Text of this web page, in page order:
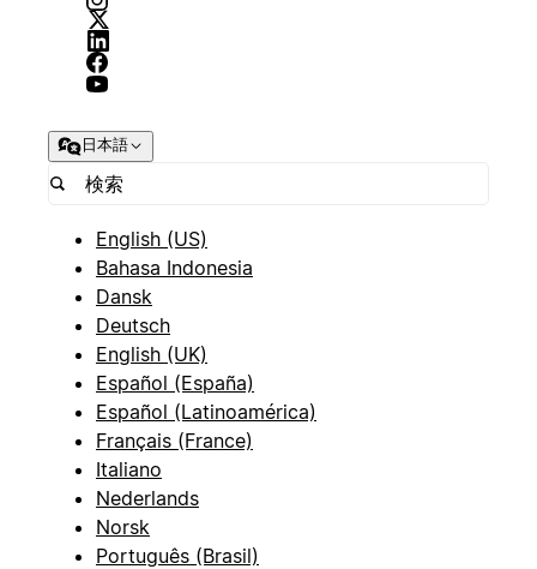
日本語
English (US)
Bahasa Indonesia
Dansk
Deutsch
English (UK)
Español (España)
Español (Latinoamérica)
Français (France)
Italiano
Nederlands
Norsk
Português (Brasil)